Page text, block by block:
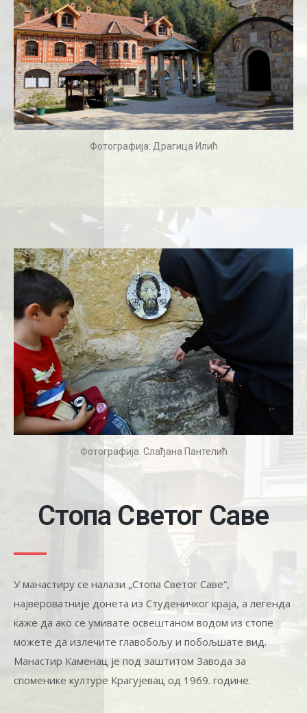
Фотографија: Драгица Илић
Фотографија: Слађана Пантелић
Стопа Светог Саве
У манастиру се налази „Стопа Светог Саве“,
највероватније донета из Студеничког краја, а легенда
каже да ако се умивате освештаном водом из стопе
можете да излечите главобољу и побољшате вид.
Манастир Каменац је под заштитом Завода за
споменике културе Крагујевац од 1969. године.